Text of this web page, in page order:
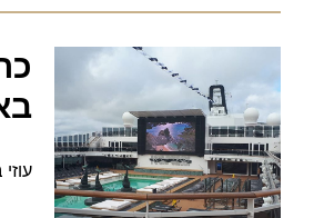
עוזי בכר